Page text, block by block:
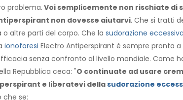
problema. Voi semplicemente non rischiate di
non dovesse aiutarvi. Che si tratti
o altre parti del corpo. Che la sudorazione eccessiva
ionoforesi Electro Antiperspirant è sempre pronta
senza confronto al livello mondiale. Come
Repubblica ceca: "O continuate ad usare
e liberatevi dellasudorazione
che se: